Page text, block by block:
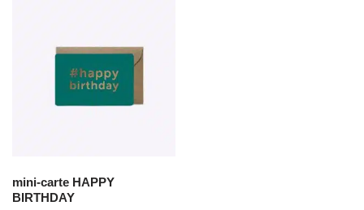
mini-carte HAPPY
BIRTHDAY